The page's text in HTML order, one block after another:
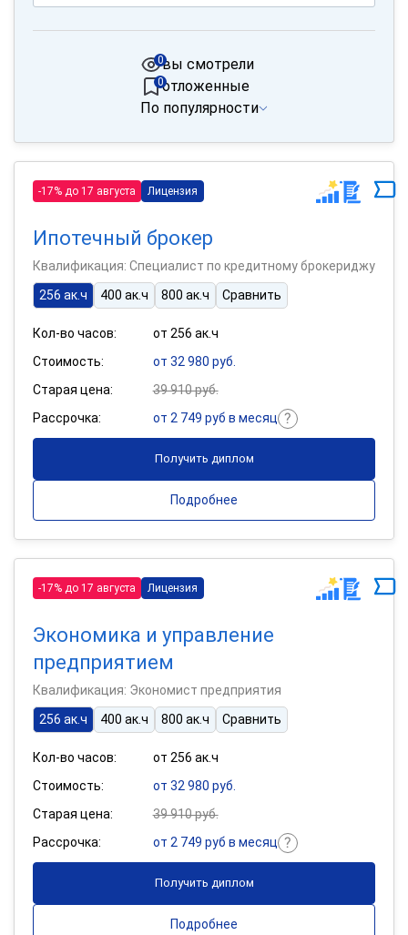
вы смотрели
0
отложенные
0
По популярности
-17% до 17 августа Лицензия
Ипотечный брокер
Квалификация: Специалист по кредитному брокериджу
256 ак.ч
400 ак.ч 800 ак.ч Сравнить
Кол-во часов:
от 256 ак.ч
Стоимость:
от 32 980 руб.
Старая цена:
39 910 руб.
Рассрочка:
от 2 749 руб в месяц
Получить диплом
Подробнее
-17% до 17 августа Лицензия
Экономика и управление
предприятием
Квалификация: Экономист предприятия
256 ак.ч
400 ак.ч 800 ак.ч Сравнить
Кол-во часов:
от 256 ак.ч
Стоимость:
от 32 980 руб.
Старая цена:
39 910 руб.
Рассрочка:
от 2 749 руб в месяц
Получить диплом
Подробнее